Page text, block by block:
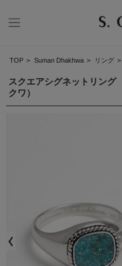
TOP > Suman Dhakhwa > リング >
スクエアシグネットリン
クワ）